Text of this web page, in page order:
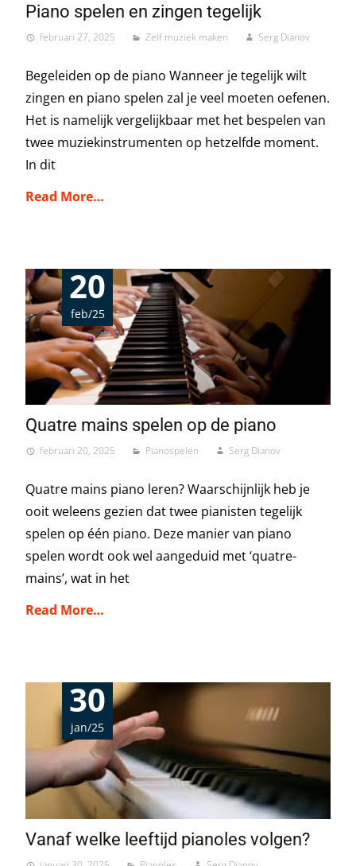
Piano spelen en zingen tegelijk
februari 27, 2025 Zelf muziek maken Serg Dianov
Begeleiden op de piano Wanneer je tegelijk wilt
zingen en piano spelen zal je veel moeten oefenen.
Het is namelijk vergelijkbaar met het bespelen van
twee muziekinstrumenten op hetzelfde moment.
In dit
Read More…
20
feb/25
Quatre mains spelen op de piano
februari 20, 2025 Pianospelen Serg Dianov
Quatre mains piano leren? Waarschijnlijk heb je
ooit weleens gezien dat twee pianisten tegelijk
spelen op één piano. Deze manier van piano
spelen wordt ook wel aangeduid met ‘quatre-
mains’, wat in het
Read More…
30
jan/25
Vanaf welke leeftijd pianoles volgen?